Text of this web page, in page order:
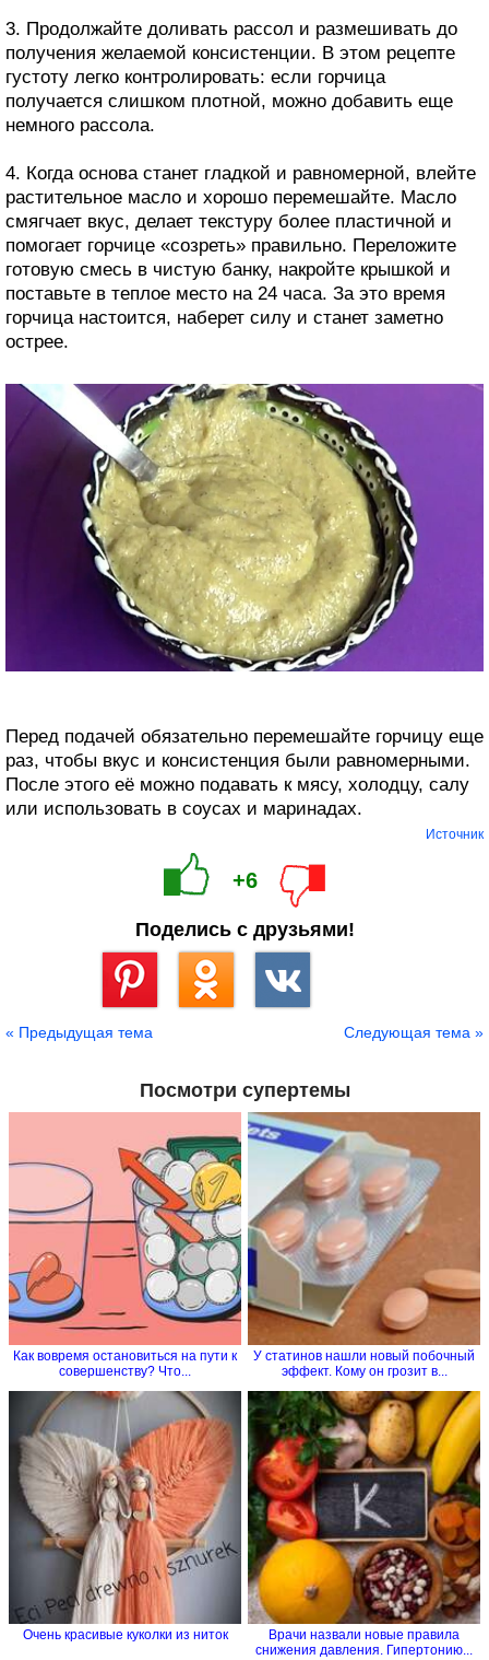
3. Продолжайте доливать рассол и размешивать до
получения желаемой консистенции. В этом рецепте
густоту легко контролировать: если горчица
получается слишком плотной, можно добавить еще
немного рассола.
4. Когда основа станет гладкой и равномерной, влейте
растительное масло и хорошо перемешайте. Масло
смягчает вкус, делает текстуру более пластичной и
помогает горчице «созреть» правильно. Переложите
готовую смесь в чистую банку, накройте крышкой и
поставьте в теплое место на 24 часа. За это время
горчица настоится, наберет силу и станет заметно
острее.
Перед подачей обязательно перемешайте горчицу еще
раз, чтобы вкус и консистенция были равномерными.
После этого её можно подавать к мясу, холодцу, салу
или использовать в соусах и маринадах.
Источник
+6
Поделись с друзьями!
« Предыдущая тема Следующая тема »
Посмотри супертемы
Как вовремя остановиться на пути к
совершенству? Что...
У статинов нашли новый побочный
эффект. Кому он грозит в...
Очень красивые куколки из ниток
Врачи назвали новые правила
снижения давления. Гипертонию...